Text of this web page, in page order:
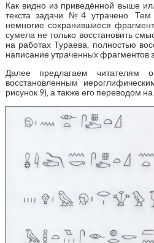
Как видно из приведённой выше
текста задачи №4 утрачено.
немногие сохранившиеся
сумела не только восстановить
на работах Тураева, полностью
написание утраченных фрагментов
Далее предлагаем читателям
восстановленным
рисунок 9), а также его переводом на